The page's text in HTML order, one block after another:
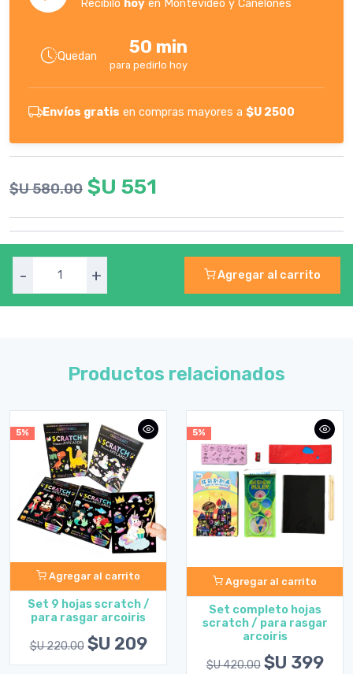
Recibilo hoy en Montevideo y Canelones
Quedan 50 min
para pedirlo hoy
Envíos gratis en compras mayores a $U 2500
$U 580.00 $U 551
- + Agregar al carrito
Productos relacionados
5%
Agregar al carrito
Set 9 hojas scratch /
para rasgar arcoiris
$U 220.00 $U 209
5%
Agregar al carrito
Set completo hojas
scratch / para rasgar
arcoiris
$U 420.00 $U 399